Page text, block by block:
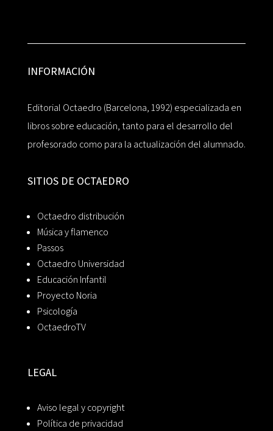
INFORMACIÓN
Editorial Octaedro (Barcelona, 1992) especializada en
libros sobre educación, tanto para el desarrollo del
profesorado como para la actualización del alumnado.
SITIOS DE OCTAEDRO
Octaedro distribución
Música y flamenco
Passos
Octaedro Universidad
Educación Infantil
Proyecto Noria
Psicología
OctaedroTV
LEGAL
Aviso legal y copyright
Política de privacidad